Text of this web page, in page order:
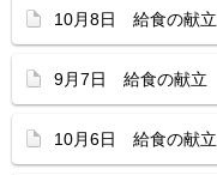
10月8日 給食の献立
9月7日 給食の献立
10月6日 給食の献立